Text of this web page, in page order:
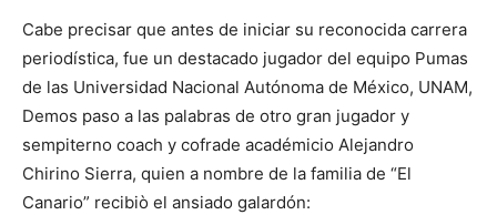
Cabe precisar que antes de iniciar su reconocida carrera
periodística, fue un destacado jugador del equipo Pumas
de las Universidad Nacional Autónoma de México, UNAM,
Demos paso a las palabras de otro gran jugador y
sempiterno coach y cofrade académicio Alejandro
Chirino Sierra, quien a nombre de la familia de “El
Canario” recibiò el ansiado galardón: